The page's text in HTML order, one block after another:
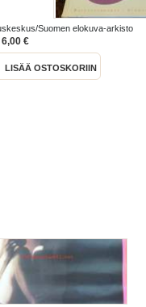
Suomen elokuva-arkisto
6,00 €
LISÄÄ OSTOSKORIIN
vuonna